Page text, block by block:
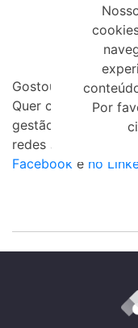
Por
Ela é
Está
no
Gostou de saber
Quer continuar
gestão de
redes sociais
Facebook e no